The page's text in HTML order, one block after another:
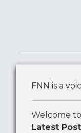
FNN is a
Welcome
Latest